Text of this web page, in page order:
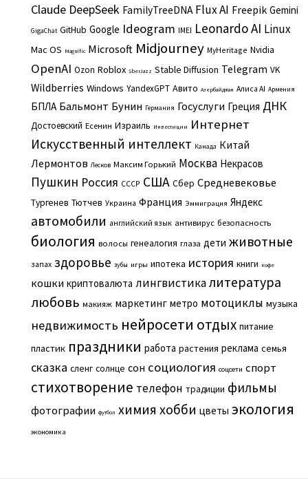
Claude DeepSeek FamilyTreeDNA Flux AI Freepik Gemini
GigaChat GitHub Google Ideogram IMEI Leonardo AI Linux
Mac OS Magnific Microsoft Midjourney MyHeritage Nvidia
OpenAI Ozon Roblox SberJazz Stable Diffusion Telegram VK
Wildberries Windows YandexGPT Авито Азербайджан Алиса AI Армения
БПЛА Бальмонт Бунин Германия Госуслуги Греция ДНК
Достоевский Есенин Израиль Инвестиции Интернет
Искусственный интеллект Канада Китай
Лермонтов Лесков Максим Горький Москва Некрасов
Пушкин Россия СССР США Сбер Средневековье
Тургенев Тютчев Украина Франция Эммиграция Яндекс
автомобили английский язык антивирус безопасность
биология волосы генеалогия глаза дети животные
запах здоровье зубы игры ипотека история книги кофе
кошки криптовалюта лингвистикалитература
любовь макияж маркетинг метро мотоциклы музыка
недвижимость нейросети отдых питание
пластик праздники работа растения реклама семья
сказка сленг солнце сон социология соцсети спорт
стихотворение телефон традиции фильмы
фотографии футбол химия хобби цветы экология
экономика